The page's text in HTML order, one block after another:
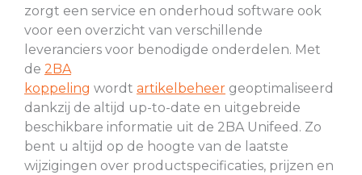
zorgt een service en onderhoud software ook
voor een overzicht van verschillende
leveranciers voor benodigde onderdelen. Met
de 2BA
koppeling wordt artikelbeheer geoptimaliseerd
dankzij de altijd up-to-date en uitgebreide
beschikbare informatie uit de 2BA Unifeed. Zo
bent u altijd op de hoogte van de laatste
wijzigingen over productspecificaties, prijzen en